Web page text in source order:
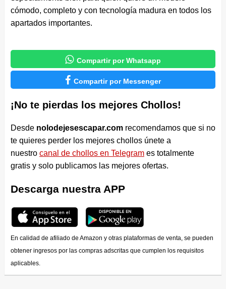
cómodo, completo y con tecnología madura en todos los
apartados importantes.
 Compartir por Whatsapp
 Compartir por Messenger
¡No te pierdas los mejores Chollos!
Desde nolodejesescapar.comrecomendamos que si no
te quieres perder los mejores chollos únete a
nuestro canal de chollos en Telegrames totalmente
gratis y solo publicamos las mejores ofertas.
Descarga nuestra APP
En calidad de afiliado de Amazon y otras plataformas de venta, se pueden
obtener ingresos por las compras adscritas que cumplen los requisitos
aplicables.